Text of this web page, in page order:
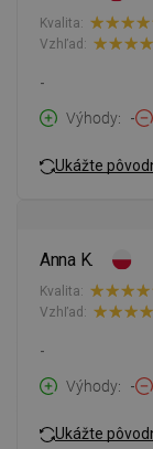
Kvalita:
Vzhľad:
-
Výhody
-
Ukážte
Anna K.
Kvalita:
Vzhľad:
-
Výhody
-
Ukážte